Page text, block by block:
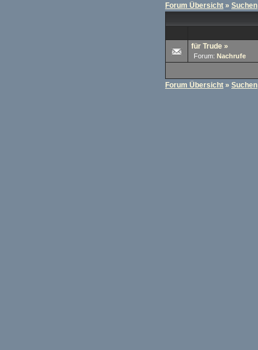
Forum Übersicht » Suchen
für Trude »
Forum: Nachrufe
Forum Übersicht » Suchen